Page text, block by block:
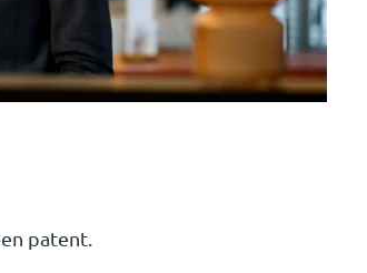
patent.